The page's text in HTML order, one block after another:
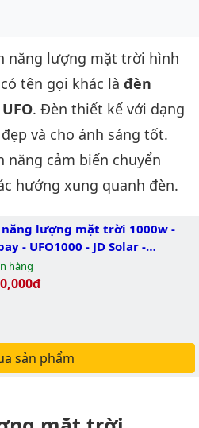
năng lượng mặt trời hình
tên gọi khác là đèn
. Đèn thiết kế với dạng
và cho ánh sáng tốt.
cảm biến chuyển
hướng xung quanh đèn.
lượng mặt trời 1000w -
- UFO1000 - JD Solar -
hàng
sản phẩm